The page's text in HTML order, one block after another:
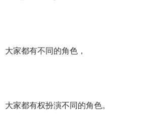
大家都有不同的角色，
大家都有权扮演不同的角色。